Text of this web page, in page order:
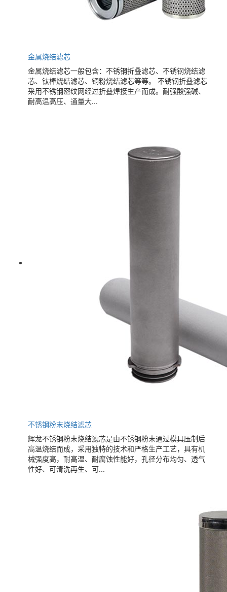
金属烧结滤芯
金属烧结滤芯一般包含：不锈钢折叠滤芯、不锈钢烧结滤
芯、钛棒烧结滤芯、铜粉烧结滤芯等等。 不锈钢折叠滤芯
采用不锈钢密纹网经过折叠焊接生产而成。耐强酸强碱、
耐高温高压、通量大...
不锈钢粉末烧结滤芯
辉龙不锈钢粉末烧结滤芯是由不锈钢粉末通过模具压制后
高温烧结而成，采用独特的技术和严格生产工艺，具有机
械强度高，耐高温、耐腐蚀性能好，孔径分布均匀、透气
性好、可清洗再生、可...